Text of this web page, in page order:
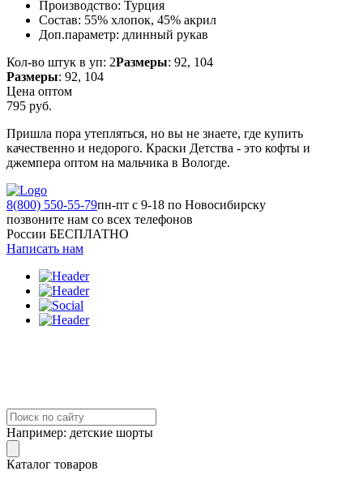
Производство: Турция
Состав: 55% хлопок, 45% акрил
Доп.параметр: длинный рукав
Кол-во штук в уп: 2Размеры: 92, 104
Размеры: 92, 104
Цена оптом
795 руб.
Пришла пора утепляться, но вы не знаете, где купить
качественно и недорого. Краски Детства - это кофты и
джемпера оптом на мальчика в Вологде.
8(800) 550-55-79пн-пт с 9-18 по Новосибирску
позвоните нам со всех телефонов
России БЕСПЛАТНО
Написать нам
Например: детские шорты
Каталог товаров